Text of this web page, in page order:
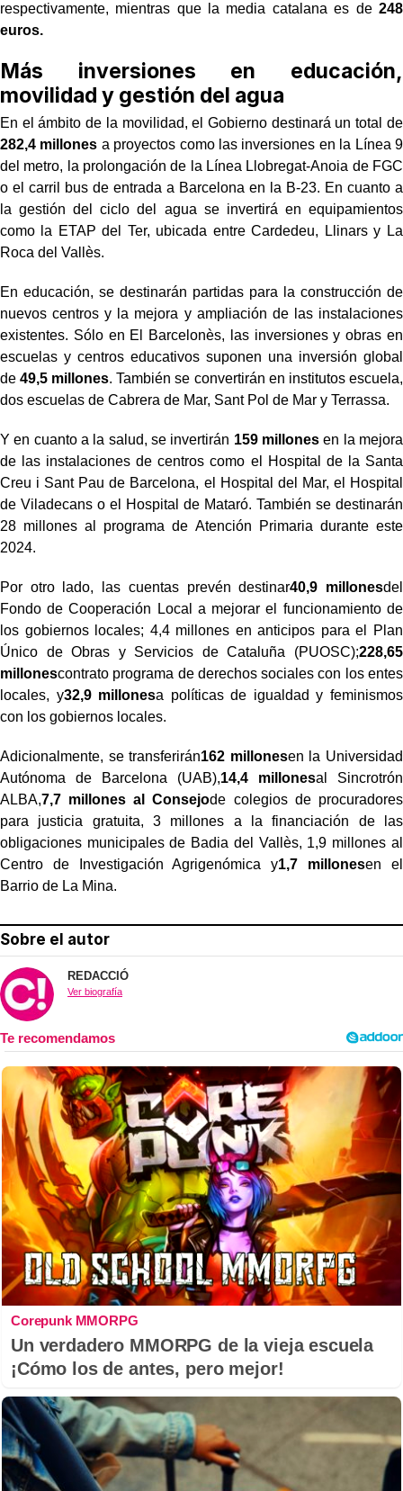
respectivamente, mientras que la media catalana es de 248
euros.
Más inversiones en educación,
movilidad y gestión del agua
En el ámbito de la movilidad, el Gobierno destinará un total de
282,4 millones a proyectos como las inversiones en la Línea 9
del metro, la prolongación de la Línea Llobregat-Anoia de FGC
o el carril bus de entrada a Barcelona en la B-23. En cuanto a
la gestión del ciclo del agua se invertirá en equipamientos
como la ETAP del Ter, ubicada entre Cardedeu, Llinars y La
Roca del Vallès.
En educación, se destinarán partidas para la construcción de
nuevos centros y la mejora y ampliación de las instalaciones
existentes. Sólo en El Barcelonès, las inversiones y obras en
escuelas y centros educativos suponen una inversión global
de49,5 millones. También se convertirán en institutos escuela,
dos escuelas de Cabrera de Mar, Sant Pol de Mar y Terrassa.
Y en cuanto a la salud, se invertirán 159 millonesen la mejora
de las instalaciones de centros como el Hospital de la Santa
Creu i Sant Pau de Barcelona, el Hospital del Mar, el Hospital
de Viladecans o el Hospital de Mataró. También se destinarán
28 millones al programa de Atención Primaria durante este
2024.
Por otro lado, las cuentas prevén destinar40,9 millonesdel
Fondo de Cooperación Local a mejorar el funcionamiento de
los gobiernos locales; 4,4 millones en anticipos para el Plan
Único de Obras y Servicios de Cataluña (PUOSC);228,65
millonescontrato programa de derechos sociales con los entes
locales, y32,9 millonesa políticas de igualdad y feminismos
con los gobiernos locales.
Adicionalmente, se transferirán162 millonesen la Universidad
Autónoma de Barcelona (UAB),14,4 millonesal Sincrotrón
ALBA,7,7 millones al Consejode colegios de procuradores
para justicia gratuita, 3 millones a la financiación de las
obligaciones municipales de Badia del Vallès, 1,9 millones al
Centro de Investigación Agrigenómica y1,7 millonesen el
Barrio de La Mina.
Sobre el autor
REDACCIÓ
Ver biografía
Corepunk MMORPG
Un verdadero MMORPG de la vieja escuela
¡Cómo los de antes, pero mejor!